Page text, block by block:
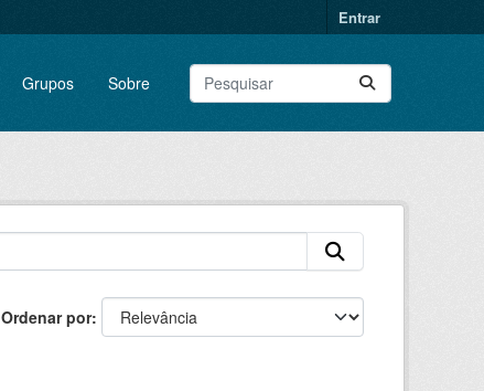
Entrar
Grupos Sobre
Ordenar por